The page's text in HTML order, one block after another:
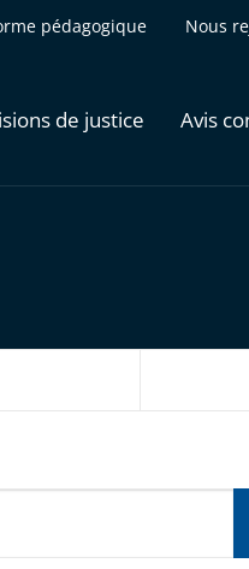
pédagogique Nous
de justice Avis